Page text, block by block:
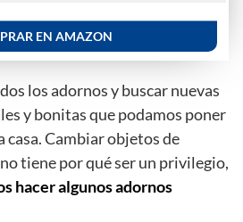
EN AMAZON
los adornos y buscar nuevas
y bonitas que podamos poner
casa. Cambiar objetos de
tiene por qué ser un privilegio,
hacer algunos adornos